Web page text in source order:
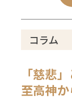
コラム
「慈悲
至高神